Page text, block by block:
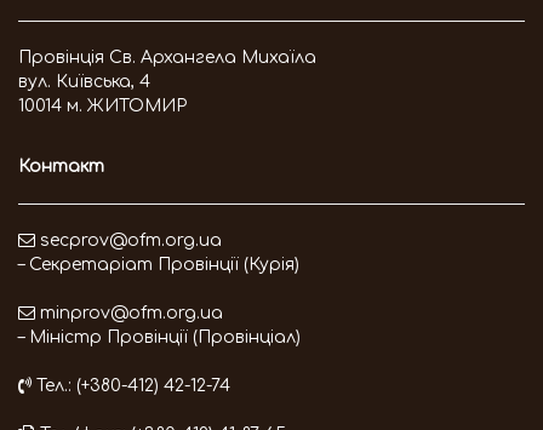
Провінція Св. Архангела Михаїла
вул. Київська, 4
10014 м. ЖИТОМИР
Контакт
secprov@ofm.org.ua
– Секретаріат Провінції (Курія)
minprov@ofm.org.ua
– Міністр Провінції (Провінціал)
Тел.: (+380-412) 42-12-74